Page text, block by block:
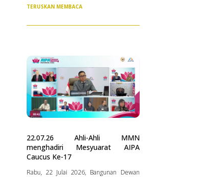
TERUSKAN MEMBACA
22.07.26 Ahli-Ahli MMN
menghadiri Mesyuarat AIPA
Caucus Ke-17
Rabu, 22 Julai 2026, Bangunan Dewan